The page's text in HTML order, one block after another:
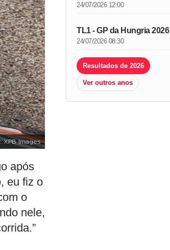
XPB Images
após
eu fiz o
o
nele,
24/07/2026 12:00
TL1 - GP da Hungria 2026
24/07/2026 08:30
Resultados de 2026
Ver outros anos